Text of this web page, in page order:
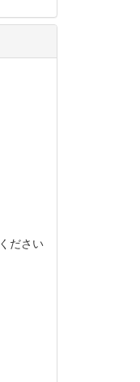
ださい